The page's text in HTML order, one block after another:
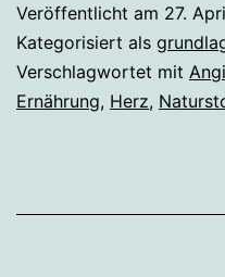
Veröffentlicht am 27.
Kategorisiert als
Verschlagwortet mit
Ernährung, Herz,